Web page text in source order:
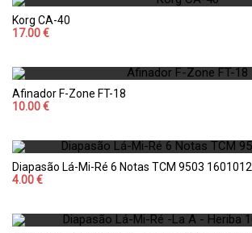
Korg CA-40
17.00 €
Afinador F-Zone FT-18
10.00 €
Diapasão Lá-Mi-Ré 6 Notas TCM 9503 1601012
4.00 €